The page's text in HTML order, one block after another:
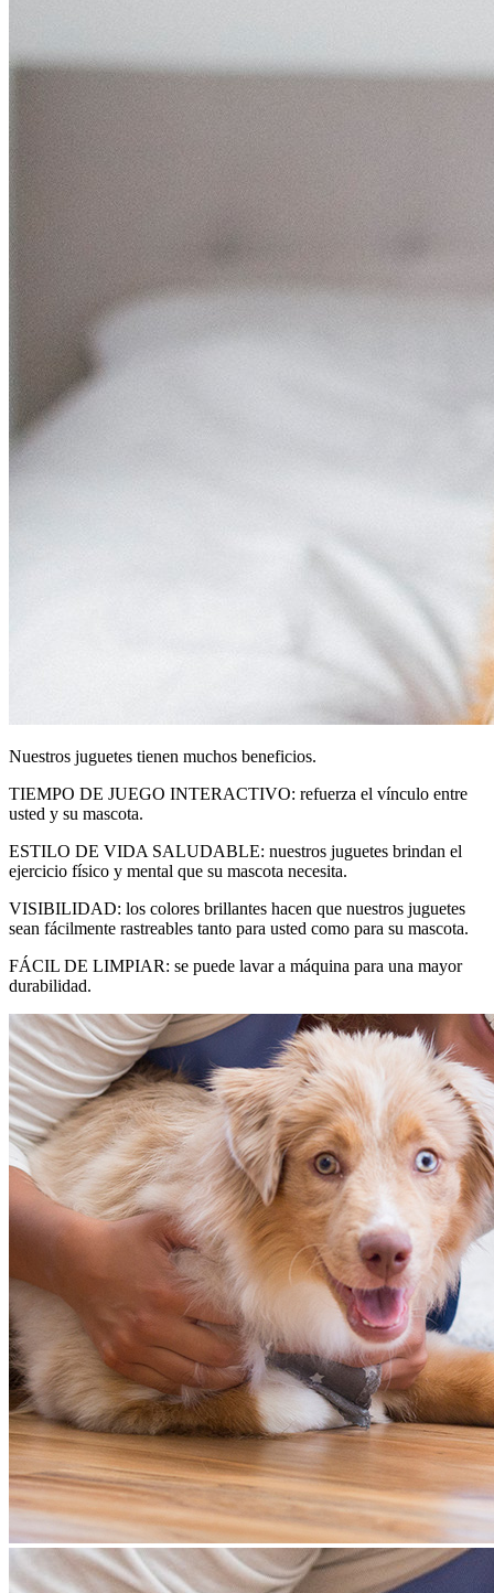
Nuestros juguetes tienen muchos beneficios.
TIEMPO DE JUEGO INTERACTIVO: refuerza el vínculo entre
usted y su mascota.
ESTILO DE VIDA SALUDABLE: nuestros juguetes brindan el
ejercicio físico y mental que su mascota necesita.
VISIBILIDAD: los colores brillantes hacen que nuestros juguetes
sean fácilmente rastreables tanto para usted como para su mascota.
FÁCIL DE LIMPIAR: se puede lavar a máquina para una mayor
durabilidad.